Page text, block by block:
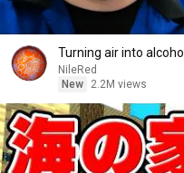
Turning air into alcohol
NileRed
New
2.2M views